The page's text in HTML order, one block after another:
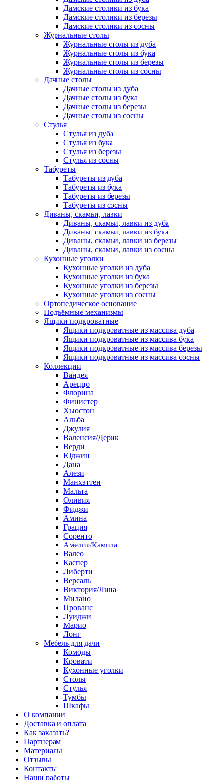
Дамские столики из бука
Дамские столики из березы
Дамские столики из сосны
Журнальные столы
Журнальные столы из дуба
Журнальные столы из бука
Журнальные столы из березы
Журнальные столы из сосны
Дачные столы
Дачные столы из дуба
Дачные столы из бука
Дачные столы из березы
Дачные столы из сосны
Стулья
Стулья из дуба
Стулья из бука
Стулья из березы
Стулья из сосны
Табуреты
Табуреты из дуба
Табуреты из бука
Табуреты из березы
Табуреты из сосны
Диваны, скамьи, лавки
Диваны, скамьи, лавки из дуба
Диваны, скамьи, лавки из бука
Диваны, скамьи, лавки из березы
Диваны, скамьи, лавки из сосны
Кухонные уголки
Кухонные уголки из дуба
Кухонные уголки из бука
Кухонные уголки из березы
Кухонные уголки из сосны
Ортопедическое основание
Подъёмные механизмы
Ящики подкроватные
Ящики подкроватные из массива дуба
Ящики подкроватные из массива бука
Ящики подкроватные из массива березы
Ящики подкроватные из массива сосны
Коллекции
Вандея
Ареццо
Флорина
Финистер
Хьюстон
Альба
Джулия
Валенсия/Дерик
Верди
Юджин
Дана
Алези
Манхэттен
Мальта
Оливия
Фиджи
Амина
Грация
Соренто
Амелия/Камила
Валео
Каспер
Либерти
Версаль
Виктория/Лина
Милано
Прованс
Луиджи
Марио
Лонг
Мебель для дачи
Комоды
Кровати
Кухонные уголки
Столы
Стулья
Тумбы
Шкафы
О компании
Доставка и оплата
Как заказать?
Партнерам
Материалы
Отзывы
Контакты
Наши работы